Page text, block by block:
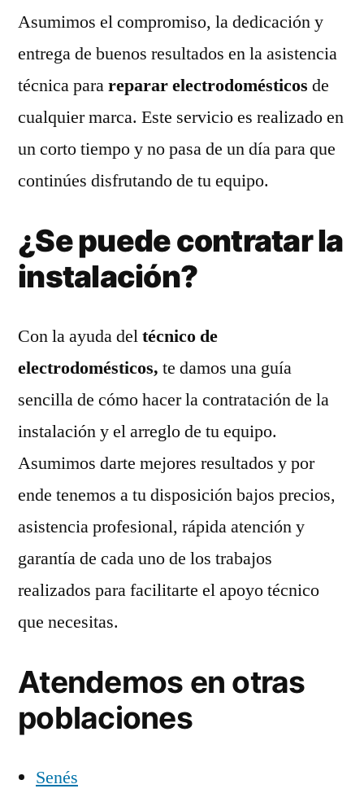
Asumimos el compromiso, la dedicación y
entrega de buenos resultados en la asistencia
técnica parareparar electrodomésticos de
cualquier marca. Este servicio es realizado en
un corto tiempo y no pasa de un día para que
continúes disfrutando de tu equipo.
¿Se puede contratar la
instalación?
Con la ayuda deltécnico de
electrodomésticos, te damos una guía
sencilla de cómo hacer la contratación de la
instalación y el arreglo de tu equipo.
Asumimos darte mejores resultados y por
ende tenemos a tu disposición bajos precios,
asistencia profesional, rápida atención y
garantía de cada uno de los trabajos
realizados para facilitarte el apoyo técnico
que necesitas.
Atendemos en otras
poblaciones
Senés